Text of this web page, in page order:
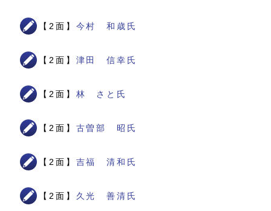
【2面】 今村 和歳氏
【2面】 津田 信幸氏
【2面】 林 さと氏
【2面】 古曽部 昭氏
【2面】 吉福 清和氏
【2面】 久光 善清氏